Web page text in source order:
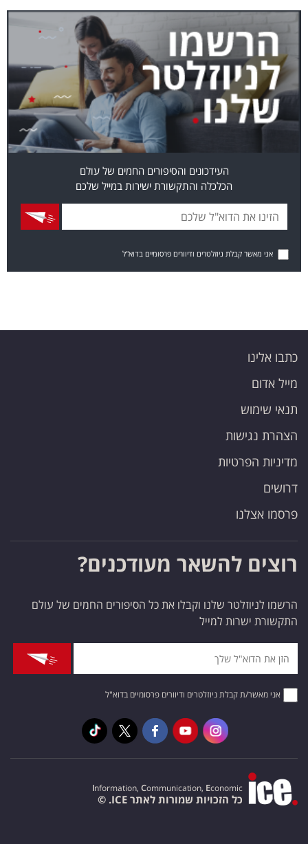
העידכונים והסיפורים החמים של עולם
הכלכלה והתקשורת ישירות במייל שלכם
אני מאשר קבלת ניוזלטרים ודיוורים פרסומיים בדוא"ל
כתבו אלינו
מייל אדום
תנאי שימוש
הצהרת נגישות
מדיניות הפרטיות
דרושים
פרסמו אצלנו
רוצים להשאר מעודכנים?
הרשמו לניוזלטר שלנו וקבלו את כל הסיפורים החמים של עולם
התקשורת ישרות למייל
אני מאשר/ת קבלת ניוזלטרים ודיוורים פרסומיים בדוא"ל
Information, Communication, Economic
כל הזכויות שמורות לאתר ICE. ©